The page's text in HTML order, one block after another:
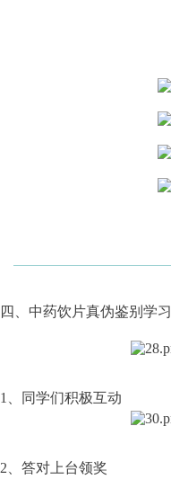
四、中药饮片真伪鉴别学习
1、同学们积极互动
2、答对上台领奖